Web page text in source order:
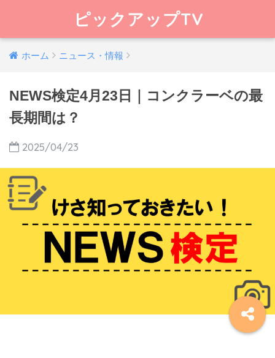
ピックアップTV
ホーム ニュース・情報
NEWS検定4月23日｜コンクラーベの最
長期間は？
2025/04/23